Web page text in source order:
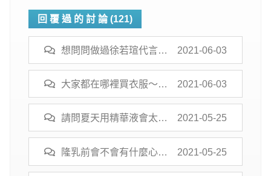
回 覆 過 的 討 論 (121)
想問問做過徐若瑄代言的
醫美
2021-06-03
大家都在哪裡買衣服～很
想敗個！
2021-06-03
請問夏天用精華液會太保
濕嗎??
2021-05-25
隆乳前會不會有什麼心理
障礙呢?
2021-05-25